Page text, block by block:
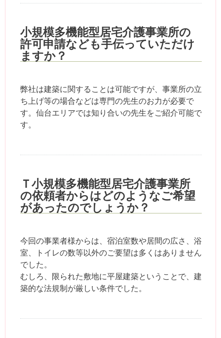
小規模多機能型居宅介護事業所の
許可申請なども手伝っていただけ
ますか？
弊社は建築に関することは可能ですが、事業所の立
ち上げ等の場合などは専門の先生のお力が必要で
す。仙台エリアでは知り合いの先生をご紹介可能で
す。
Ｔ小規模多機能型居宅介護事業所
の依頼者からはどのようなご希望
があったのでしょうか？
今回の事業者様からは、宿泊室数や居間の広さ、浴
室、トイレの数等以外のご要望は多くはありません
でした。
むしろ、限られた敷地に平屋建築ということで、建
築的な法規制が厳しい条件でした。